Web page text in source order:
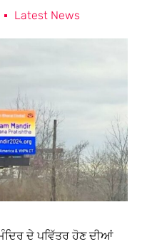
Latest News
ਦੇ ਪਵਿੱਤਰ ਹੋਣ ਦੀਆਂ